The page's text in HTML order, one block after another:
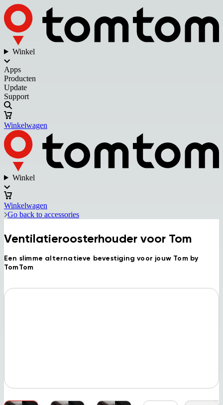
Winkel
Apps
Producten
Update
Support
Winkelwagen
Winkel
Winkelwagen
Go back to accessories
Ventilatieroosterhouder voor Tom
Een slimme alternatieve bevestiging voor jouw Tom by
TomTom